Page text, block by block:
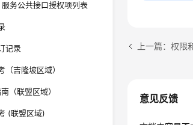
服务公共接口授权项列表
记录
（吉隆坡区域）
（联盟区域）
(联盟区域)
上一篇：权限
意见反馈